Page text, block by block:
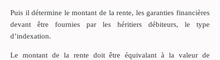
Puis il détermine le montant de la rente, les garanties financières
devant être fournies par les héritiers débiteurs, le type
d’indexation.
Le montant de la rente doit être équivalant à la valeur de